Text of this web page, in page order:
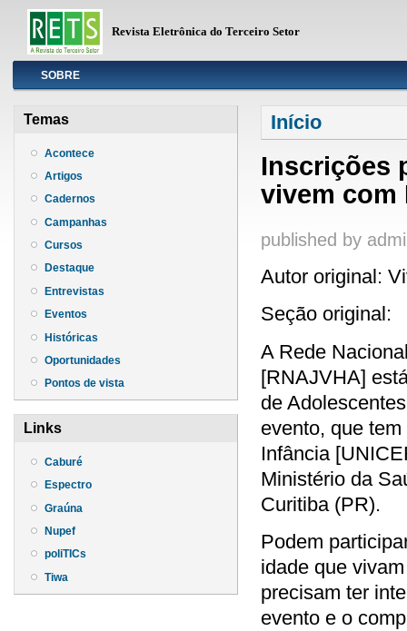
Revista Eletrônica do Terceiro Setor
InfoSOBRE
Temas
Acontece
Artigos
Cadernos
Campanhas
Cursos
Destaque
Entrevistas
Eventos
Históricas
Oportunidades
Pontos de vista
Links
Caburé
Espectro
Graúna
Nupef
poliTICs
Tiwa
Você está aqui
Início
Inscrições
vivem com
published by
Autor original:
Seção original:
A Rede
[RNAJVHA]
de
evento, que
Infância
Ministério da
Curitiba (PR).
Podem
idade que
precisam ter
evento e o